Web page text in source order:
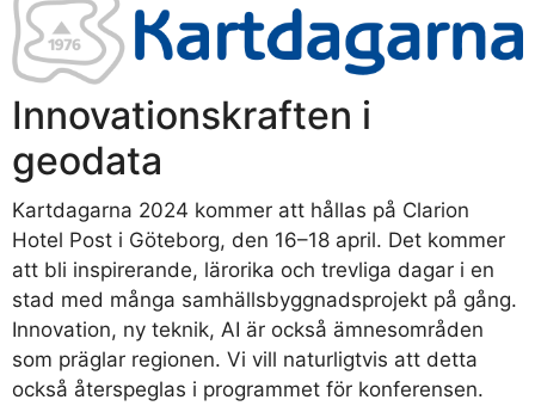
Innovationskraften i
geodata
Kartdagarna 2024 kommer att hållas på Clarion
Hotel Post i Göteborg, den 16–18 april. Det kommer
att bli inspirerande, lärorika och trevliga dagar i en
stad med många samhällsbyggnadsprojekt på gång.
Innovation, ny teknik, AI är också ämnesområden
som präglar regionen. Vi vill naturligtvis att detta
också återspeglas i programmet för konferensen.